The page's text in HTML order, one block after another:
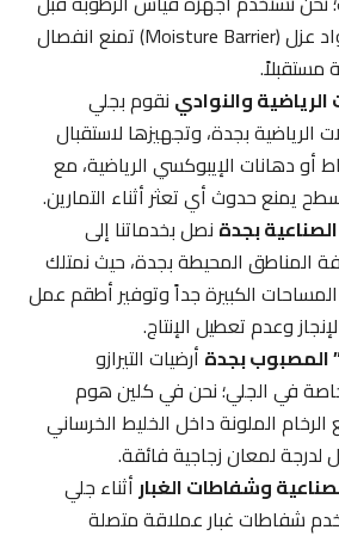
البدء بالعمل، ونوفر مواد عزل (Moisture Barrier) تمنع انفصال
والنوادينقوم بجلي
بجدة، وتجهيزها لاستقبال
دهانات الإيبوكسي الرياضية، مع
حدوث أي تعثر أثناء التمارين.
بجدةنصل بخدماتنا إلى
المناطق المحيطة بجدة، حيث نمتلك
الكبيرة جداً وتوفير أطقم عمل
وعدم تعطيل الإنتاج.
بجدةأرضيات التيرازو
في الجلي؛ نحن في كلين هوم
الملونة داخل الخليط الخرساني
لمعان زجاجية فائقة.
وشفاطات الغبارأثناء جلي
شفاطات غبار عملاقة متصلة